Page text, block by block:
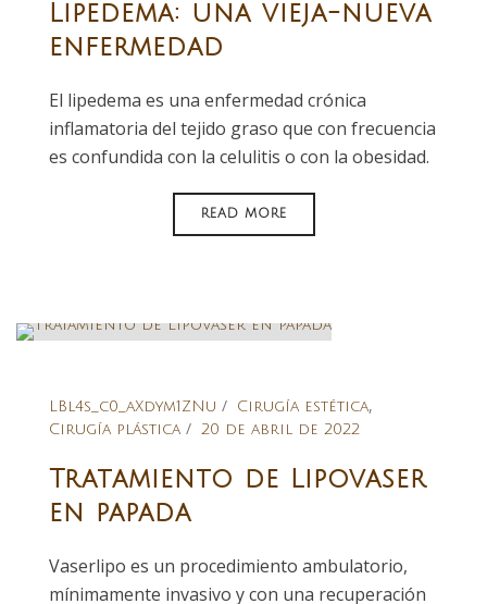
Lipedema: una vieja-nueva
enfermedad
El lipedema es una enfermedad crónica
inflamatoria del tejido graso que con frecuencia
es confundida con la celulitis o con la obesidad.
READ MORE
LBl4s_c0_aXdym1ZNu Cirugía estética,
Cirugía plástica 20 de abril de 2022
Tratamiento de Lipovaser
en papada
Vaserlipo es un procedimiento ambulatorio,
mínimamente invasivo y con una recuperación